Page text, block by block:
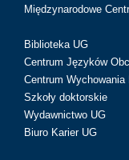
Międzynarodowe
Biblioteka UG
Centrum Języków
Centrum
Szkoły doktorskie
Wydawnictwo UG
Biuro Karier UG